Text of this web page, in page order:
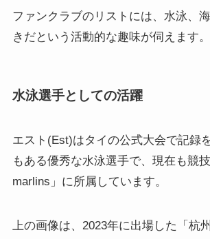
ファンクラブのリストには、水泳、
きだという活動的な趣味が伺えます。
水泳選手としての活躍
エスト(Est)はタイの公式大会で記録
もある優秀な水泳選手で、現在も競
marlins」に所属しています。
上の画像は、2023年に出場した「杭